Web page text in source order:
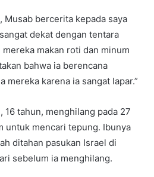
Musab bercerita kepada saya
dekat dengan tentara
makan roti dan minum
bahwa ia berencana
mereka karena ia sangat lapar.”
16 tahun, menghilang pada 27
untuk mencari tepung. Ibunya
ditahan pasukan Israel di
sebelum ia menghilang.